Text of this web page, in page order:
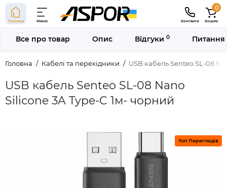
Головна Меню Контакти
0
Кошик
Головна Кабелі та перехідники USB кабель Senteo SL-08
USB кабель Senteo SL-08 Nano
Silicone 3A Type-C 1м- чорний
Все про товар Опис Відгуки 0 Питання
Топ Переглядів